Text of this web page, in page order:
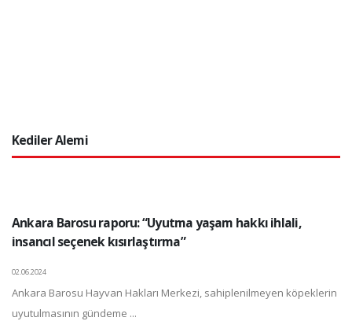
Kediler Alemi
Ankara Barosu raporu: “Uyutma yaşam hakkı ihlali,
insancıl seçenek kısırlaştırma”
02.06.2024
Ankara Barosu Hayvan Hakları Merkezi, sahiplenilmeyen köpeklerin
uyutulmasının gündeme ...